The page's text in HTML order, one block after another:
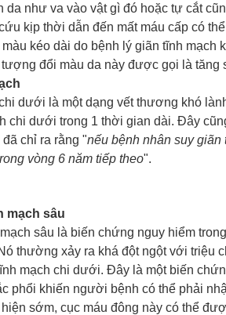
da như va vào vật gì đó hoặc tự cắt
kịp thời dẫn đến mất máu cấp có
kéo dài do bệnh lý giãn tĩnh
đổi màu da này được gọi là
dưới là một dạng vết thương khó
chi dưới trong 1 thời gian dài. Đây
chỉ ra rằng "nếu bệnh nhân suy giãn
vòng 6 năm tiếp theo".
mạch sâu
sâu là biến chứng nguy hiểm
thường xảy ra khá đột ngột với triệu
mạch chi dưới. Đây là một biến
phổi khiến người bệnh có thể phải
sớm, cục máu đông này có thể